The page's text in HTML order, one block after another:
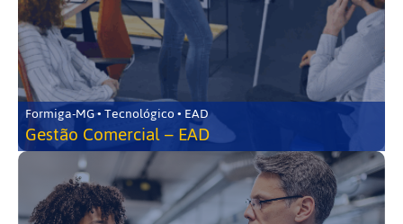
Formiga-MG • Tecnológico • EAD
Gestão Comercial – EAD